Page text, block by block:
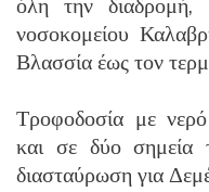
όλη την διαδρομή,
νοσοκομείου
Βλασσία έως τον
Τροφοδοσία με
και σε δύο σημεία
διασταύρωση για